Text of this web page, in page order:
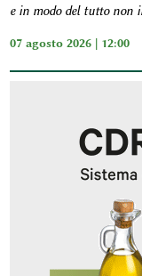
e in modo del tutto non
07 agosto 2026 | 12:00